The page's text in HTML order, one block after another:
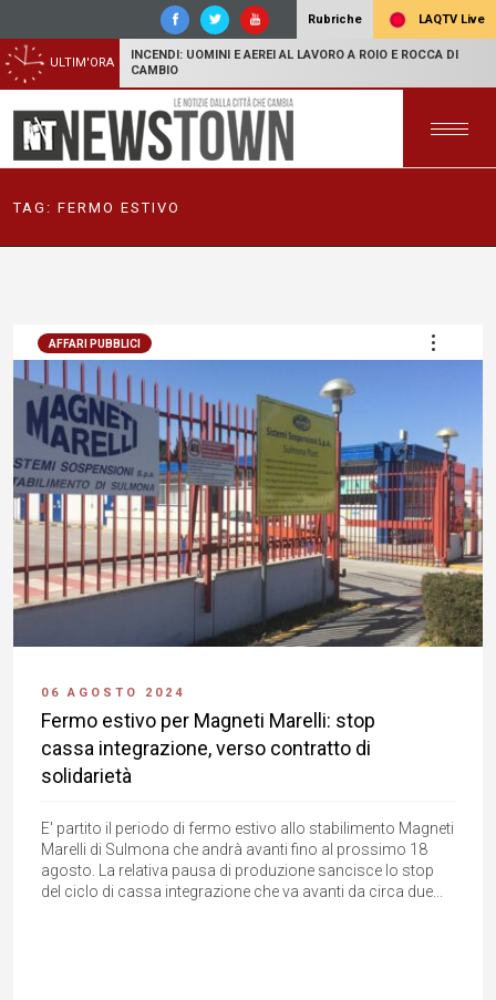
Rubriche LAQTV Live
ULTIM'ORA
INCENDI: UOMINI E AEREI AL LAVORO A ROIO E ROCCA DI
CAMBIO
TAG: FERMO ESTIVO
AFFARI PUBBLICI
06 AGOSTO 2024
Fermo estivo per Magneti Marelli: stop
cassa integrazione, verso contratto di
solidarietà
E' partito il periodo di fermo estivo allo stabilimento Magneti
Marelli di Sulmona che andrà avanti fino al prossimo 18
agosto. La relativa pausa di produzione sancisce lo stop
del ciclo di cassa integrazione che va avanti da circa due...